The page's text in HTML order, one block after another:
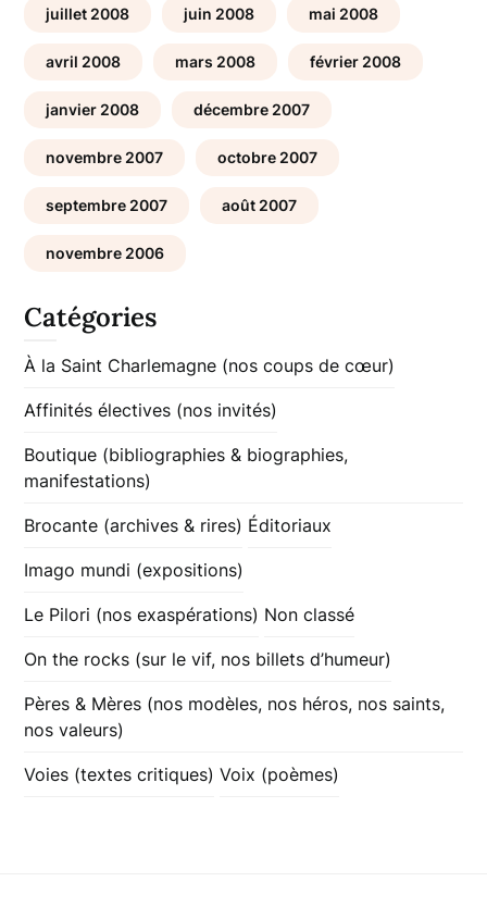
juillet 2008 juin 2008 mai 2008
avril 2008 mars 2008 février 2008
janvier 2008 décembre 2007
novembre 2007 octobre 2007
septembre 2007 août 2007
novembre 2006
Catégories
À la Saint Charlemagne (nos coups de cœur)
Affinités électives (nos invités)
Boutique (bibliographies & biographies,
manifestations)
Brocante (archives & rires) Éditoriaux
Imago mundi (expositions)
Le Pilori (nos exaspérations) Non classé
On the rocks (sur le vif, nos billets d’humeur)
Pères & Mères (nos modèles, nos héros, nos saints,
nos valeurs)
Voies (textes critiques) Voix (poèmes)